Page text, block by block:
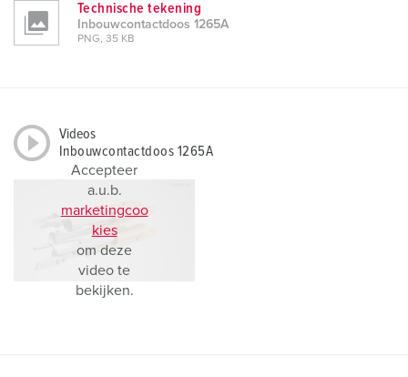
Technische tekening
Inbouwcontactdoos 1265A
PNG, 35 KB
Videos
Inbouwcontactdoos 1265A
Accepteer
a.u.b.
marketingcoo
kies
om deze
video te
bekijken.